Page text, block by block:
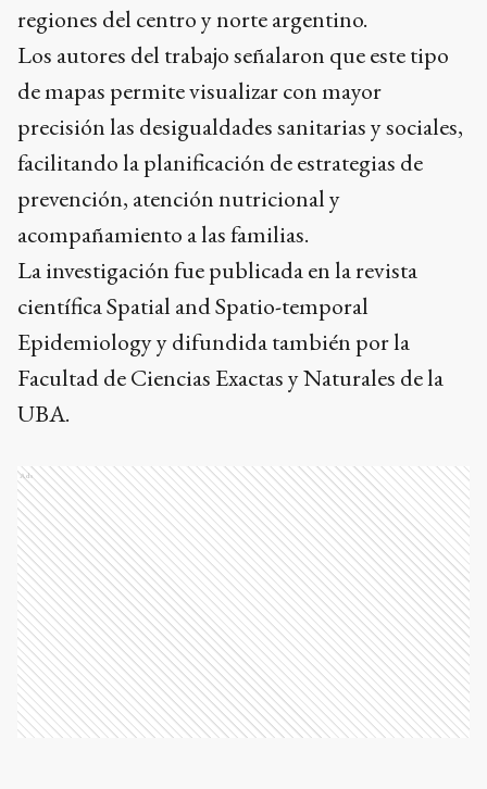
regiones del centro y norte argentino.
Los autores del trabajo señalaron que este tipo
de mapas permite visualizar con mayor
precisión las desigualdades sanitarias y sociales,
facilitando la planificación de estrategias de
prevención, atención nutricional y
acompañamiento a las familias.
La investigación fue publicada en la revista
científica Spatial and Spatio-temporal
Epidemiology y difundida también por la
Facultad de Ciencias Exactas y Naturales de la
UBA.
Ads